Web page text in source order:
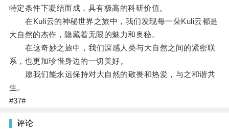
特定条件下凝结而成，具有极高的科研价值。
在Kuli云的神秘世界之旅中，我们发现每一朵Kuli云都是
大自然的杰作，隐藏着无限的魅力和奥秘。
在这奇妙之旅中，我们深感人类与大自然之间的紧密联
系，也更加珍惜身边的一切美好。
愿我们能永远保持对大自然的敬畏和热爱，与之和谐共
生。
#37#
评论